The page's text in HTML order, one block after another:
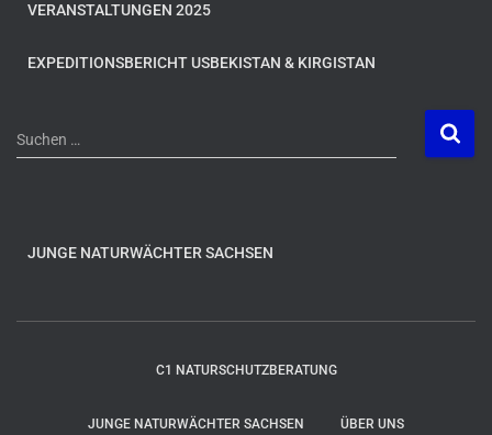
VERANSTALTUNGEN 2025
EXPEDITIONSBERICHT USBEKISTAN & KIRGISTAN
S
u
c
Suchen …
JUNGE NATURWÄCHTER SACHSEN
C1 NATURSCHUTZBERATUNG
JUNGE NATURWÄCHTER SACHSEN ÜBER UNS